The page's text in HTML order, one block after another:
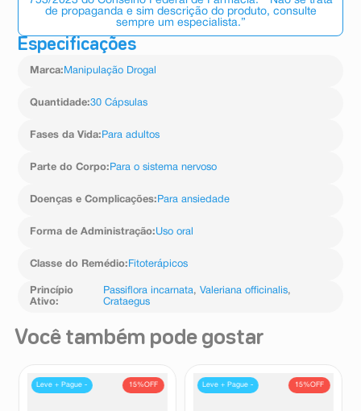
de propaganda e sim descrição do produto, consulte
sempre um especialista.”
Especificações
Marca: Manipulação Drogal
Quantidade:30 Cápsulas
Fases da Vida: Para adultos
Parte do Corpo: Para o sistema nervoso
Doenças e Complicações: Para ansiedade
Forma de Administração:Uso oral
Classe do Remédio: Fitoterápicos
Princípio
Ativo:
Passiflora incarnata, Valeriana officinalis,
Crataegus
Você também pode gostar
15%OFF
Leve + Pague - 15%OFF
Leve + Pague -